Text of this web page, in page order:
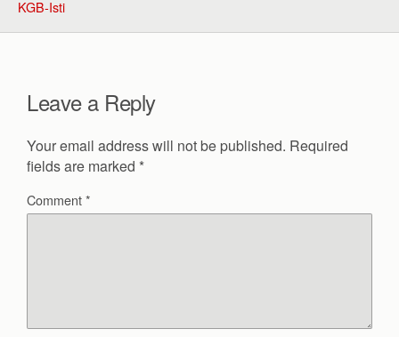
KGB-Isti
Leave a Reply
Your email address will not be published. Required
fields are marked *
Comment*